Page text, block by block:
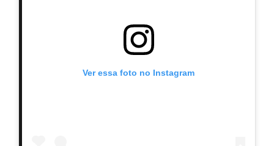
Ver essa foto no Instagram